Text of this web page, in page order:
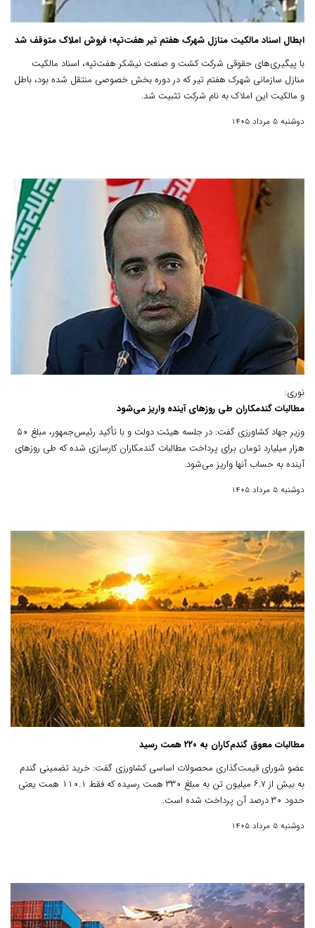
ابطال اسناد مالکیت منازل شهرک هفتم تیر هفت‌تپه؛ فروش املاک متوقف شد
با پیگیری‌های حقوقی شرکت کشت و صنعت نیشکر هفت‌تپه، اسناد مالکیت
منازل سازمانی شهرک هفتم تیر که در دوره بخش خصوصی منتقل شده بود، باطل
و مالکیت این املاک به نام شرکت تثبیت شد.
دوشنبه 5 مرداد 1405
نوری:
مطالبات گندمکاران طی روزهای آینده واریز می‌شود
وزیر جهاد کشاورزی گفت: در جلسه هیئت‌ دولت و با تأکید رئیس‌جمهور، مبلغ ۵۰
هزار میلیارد تومان برای پرداخت مطالبات گندمکاران کارسازی شده که طی روزهای
آینده به حساب آنها واریز می‌شود.
دوشنبه 5 مرداد 1405
مطالبات معوق گندم‌کاران به ۲۲۰ همت رسید
عضو شورای قیمت‌گذاری محصولات اساسی کشاورزی گفت: خرید تضمینی گندم
به بیش از ۶.۷ میلیون تن به مبلغ ۳۳۰ همت رسیده که فقط ۱۱۰.۱ همت یعنی
حدود ۳۰ درصد آن پرداخت شده است.
دوشنبه 5 مرداد 1405